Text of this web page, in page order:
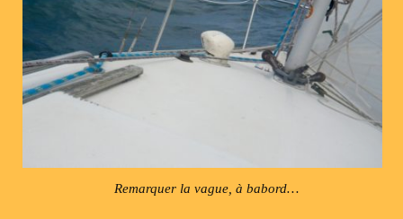
Remarquer la vague, à babord…